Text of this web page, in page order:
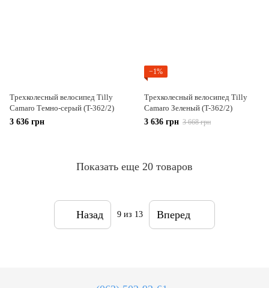
Трехколесный велосипед Tilly
Camaro Темно-серый (T-362/2)
3 636 грн
−1%
Трехколесный велосипед Tilly
Camaro Зеленый (T-362/2)
3 636 грн 3 668 грн
Показать еще 20 товаров
Назад 9 из 13 Вперед